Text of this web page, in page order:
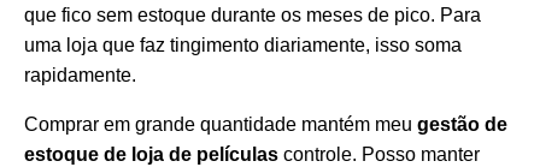
que fico sem estoque durante os meses de pico. Para
uma loja que faz tingimento diariamente, isso soma
rapidamente.
Comprar em grande quantidade mantém meu gestão de
estoque de loja de películas controle. Posso manter